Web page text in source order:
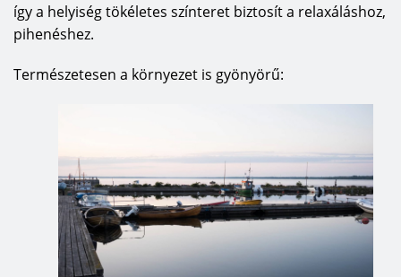
így a helyiség tökéletes színteret biztosít a relaxáláshoz,
pihenéshez.
Természetesen a környezet is gyönyörű: